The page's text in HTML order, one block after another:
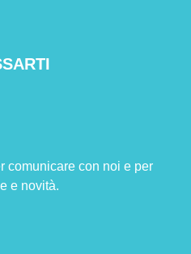
comunicare con noi e per
e novità.